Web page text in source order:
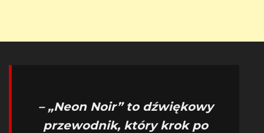
– „Neon Noir” to dźwiękowy
przewodnik, który krok po